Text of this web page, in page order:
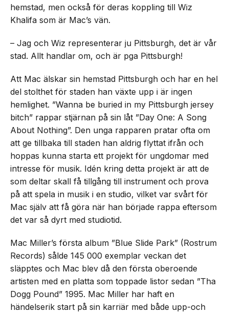
hemstad, men också för deras koppling till Wiz
Khalifa som är Mac’s vän.
– Jag och Wiz representerar ju Pittsburgh, det är vår
stad. Allt handlar om, och är pga Pittsburgh!
Att Mac älskar sin hemstad Pittsburgh och har en hel
del stolthet för staden han växte upp i är ingen
hemlighet. ”Wanna be buried in my Pittsburgh jersey
bitch” rappar stjärnan på sin låt ”Day One: A Song
About Nothing”. Den unga rapparen pratar ofta om
att ge tillbaka till staden han aldrig flyttat ifrån och
hoppas kunna starta ett projekt för ungdomar med
intresse för musik. Idén kring detta projekt är att de
som deltar skall få tillgång till instrument och prova
på att spela in musik i en studio, vilket var svårt för
Mac själv att få göra när han började rappa eftersom
det var så dyrt med studiotid.
Mac Miller’s första album ”Blue Slide Park” (Rostrum
Records) sålde 145 000 exemplar veckan det
släpptes och Mac blev då den första oberoende
artisten med en platta som toppade listor sedan ”Tha
Dogg Pound” 1995. Mac Miller har haft en
händelserik start på sin karriär med både upp-och